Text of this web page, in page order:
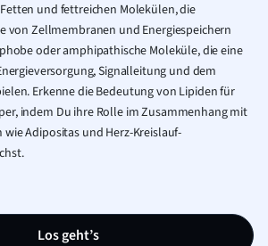
und fettreichen Molekülen, die
von Zellmembranen und Energiespeichern
oder amphipathische Moleküle, die eine
Signalleitung und dem
Erkenne die Bedeutung von Lipiden für
indem Du ihre Rolle im Zusammenhang mit
Adipositas und Herz-Kreislauf-
Los geht’s